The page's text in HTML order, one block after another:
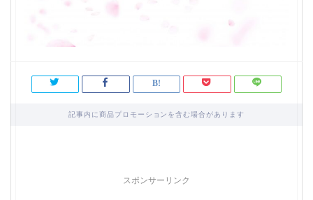
記事内に商品プロモーションを含む場合があります
スポンサーリンク